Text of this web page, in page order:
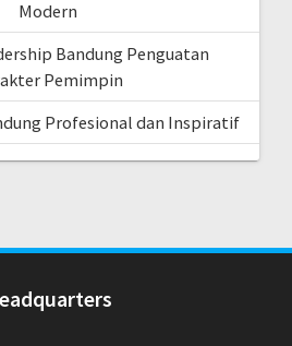
Modern
Bandung Penguatan
Pemimpin
Profesional dan Inspiratif